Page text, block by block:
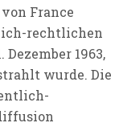
France
rechtlichen
1963,
wurde. Die